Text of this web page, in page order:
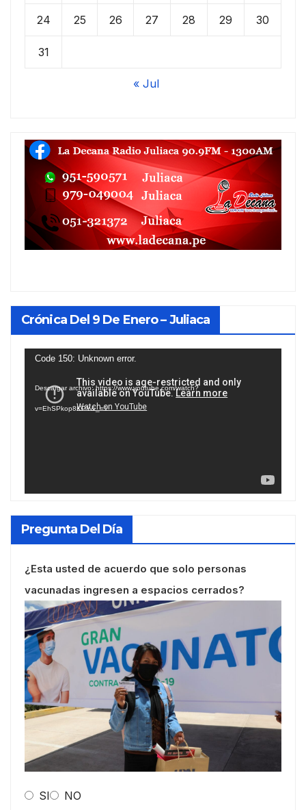
24 25 26 27 28 29 30
31
« Jul
Crónica Del 9 De Enero – Juliaca
Reproductor
vídeo
Code 150: Unknown error.
Descargar archivo: https://www.youtube.com/watch?
v=EhSPkop8KPY&_=1
Pregunta Del Día
¿Esta usted de acuerdo que solo personas
vacunadas ingresen a espacios cerrados?
SI NO